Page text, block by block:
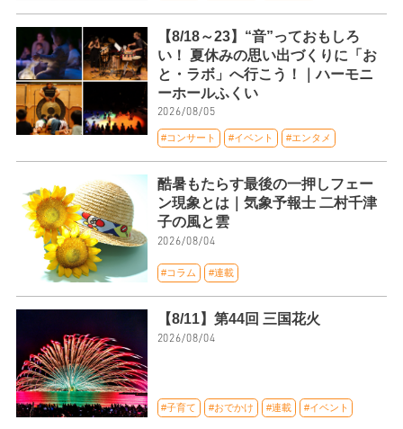
【8/18～23】“音”っておもしろ
い！ 夏休みの思い出づくりに「お
と・ラボ」へ行こう！｜ハーモニ
ーホールふくい
2026/08/05
#コンサート #イベント #エンタメ
酷暑もたらす最後の一押しフェー
ン現象とは｜気象予報士 二村千津
子の風と雲
2026/08/04
#コラム #連載
【8/11】第44回 三国花火
2026/08/04
#子育て #おでかけ #連載 #イベント